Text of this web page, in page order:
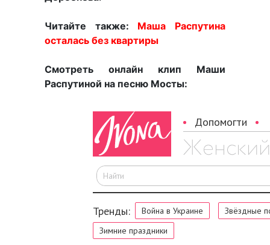
Читайте также: Маша Распутина
осталась без квартиры
Смотреть онлайн клип Маши
Распутиной на песню Мосты: